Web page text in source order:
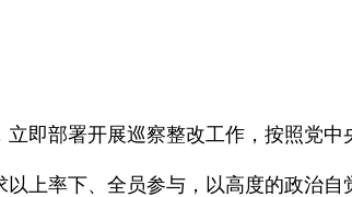
即部署开展巡察整改工作，按照党中
上率下、全员参与，以高度的政治自